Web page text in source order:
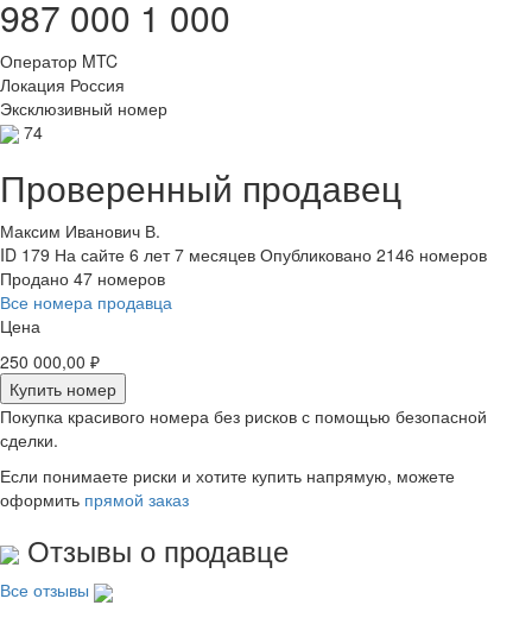
987 000 1 000
Оператор MTC
Локация Россия
Эксклюзивный номер
74
Проверенный продавец
Максим Иванович В.
ID 179 На сайте 6 лет 7 месяцев Опубликовано 2146 номеров
Продано 47 номеров
Все номера продавца
Цена
250 000,00 ₽
Купить номер
Покупка красивого номера без рисков с помощью безопасной
сделки.
Если понимаете риски и хотите купить напрямую, можете
оформить прямой заказ
Отзывы о продавце
Все отзывы